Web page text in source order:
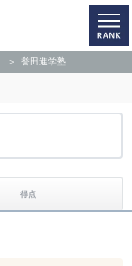
誉田進学塾
得点